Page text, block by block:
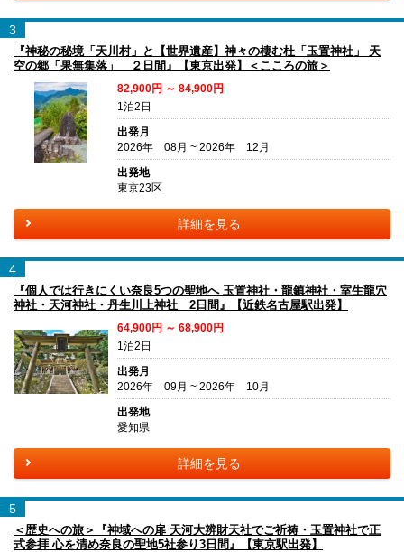
3
『神秘の秘境「天川村」と【世界遺産】神々の棲む杜「玉置神社」 天
空の郷「果無集落」 ２日間』【東京出発】＜こころの旅＞
82,900円 ～ 84,900円
1泊2日
出発月
2026年 08月 ~ 2026年 12月
出発地
東京23区
詳細を見る
4
『個人では行きにくい奈良5つの聖地へ 玉置神社・龍鎮神社・室生龍穴
神社・天河神社・丹生川上神社 2日間』【近鉄名古屋駅出発】
64,900円 ～ 68,900円
1泊2日
出発月
2026年 09月 ~ 2026年 10月
出発地
愛知県
詳細を見る
5
＜歴史への旅＞『神域への扉 天河大辨財天社でご祈祷・玉置神社で正
式参拝 心を清め奈良の聖地5社参り3日間』【東京駅出発】